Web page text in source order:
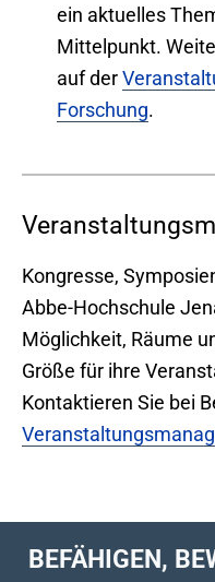
ein aktuelles
Mittelpunkt.
auf der
Forschung.
Kongresse,
Abbe-Hochschule
Möglichkeit, Räume
Größe für ihre
Kontaktieren Sie bei
BEFÄHIGEN,